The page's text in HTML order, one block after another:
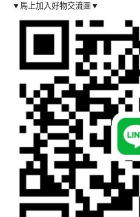
▼馬上加入好物交流團▼